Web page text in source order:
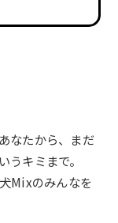
なたから、まだ
うキミまで。
Mixのみんなを